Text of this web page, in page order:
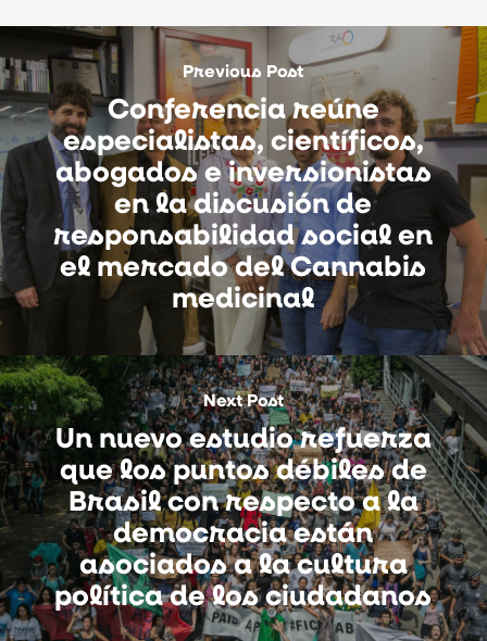
Previous Post
Conferencia reúne
especialistas, científicos,
abogados e inversionistas
en la discusión de
responsabilidad social en
el mercado del Cannabis
medicinal
Next Post
Un nuevo estudio refuerza
que los puntos débiles de
Brasil con respecto a la
democracia están
asociados a la cultura
política de los ciudadanos